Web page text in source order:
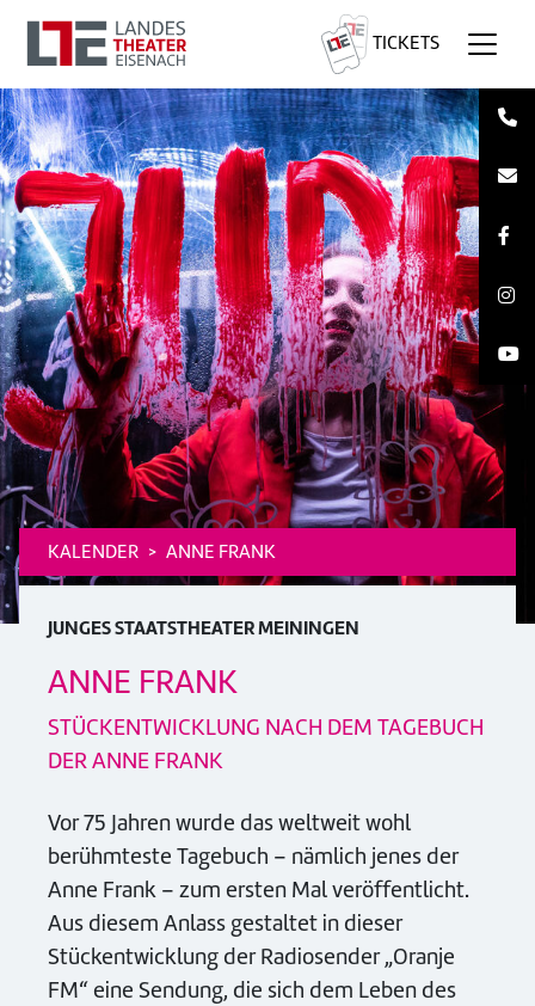
TICKETS
KALENDER ANNE FRANK
JUNGES STAATSTHEATER MEININGEN
ANNE FRANK
STÜCKENTWICKLUNG NACH DEM TAGEBUCH
DER ANNE FRANK
Vor 75 Jahren wurde das weltweit wohl
berühmteste Tagebuch – nämlich jenes der
Anne Frank – zum ersten Mal veröffentlicht.
Aus diesem Anlass gestaltet in dieser
Stückentwicklung der Radiosender „Oranje
FM“ eine Sendung, die sich dem Leben des